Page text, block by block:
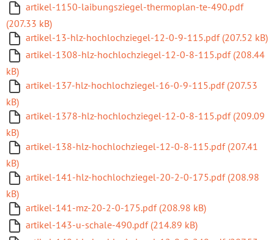
artikel-1150-laibungsziegel-thermoplan-te-490.pdf
(207.33 kB)
artikel-13-hlz-hochlochziegel-12-0-9-115.pdf (207.52 kB)
artikel-1308-hlz-hochlochziegel-12-0-8-115.pdf (208.44
kB)
artikel-137-hlz-hochlochziegel-16-0-9-115.pdf (207.53
kB)
artikel-1378-hlz-hochlochziegel-12-0-8-115.pdf (209.09
kB)
artikel-138-hlz-hochlochziegel-12-0-8-115.pdf (207.41
kB)
artikel-141-hlz-hochlochziegel-20-2-0-175.pdf (208.98
kB)
artikel-141-mz-20-2-0-175.pdf (208.98 kB)
artikel-143-u-schale-490.pdf (214.89 kB)